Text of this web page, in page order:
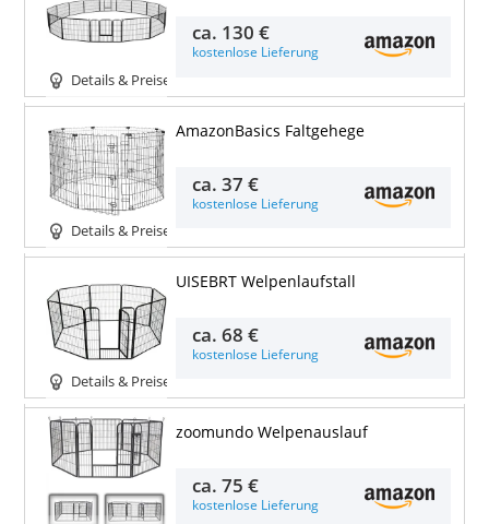
Details & Preise
ca. 130 €
kostenlose Lieferung
Details & Preise
AmazonBasics Faltgehege
ca.37 €
kostenlose Lieferung
Details & Preise
UISEBRT Welpenlaufstall
ca.68 €
kostenlose Lieferung
zoomundo Welpenauslauf
ca.75 €
kostenlose Lieferung